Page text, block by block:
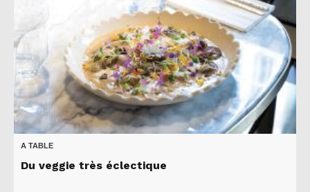
A TABLE
Du veggie très éclectique